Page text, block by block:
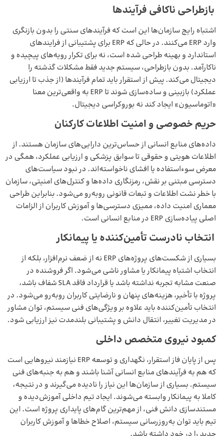
بازطراحی ناکافی فرآیندها
اشتباه رایج سازمان‌ها این است که فرآیندهای سنتی را بدون بازنگری
وارد ERP می‌کنند. در حالی که ERP برای پشتیبانی از فرایندهای
استاندارد و بهینه طراحی شده است، نه برای تکرار رویه‌های پیچیده و
ناکارآمد. بدون بازطراحی، سیستم جدید فقط مشکلات گذشته را
دیجیتال می‌کند. پیش از استقرار باید تمام فرآیندها (از جذب تا ارزیابی
عملکرد
) بازبینی و ساده‌سازی شوند تا ERP به واقعی‌ترین معنا
«اتوماسیون» ایجاد کند نه بوروکراسی دیجیتال.
حریم خصوصی و امنیت اطلاعات کارکنان
داده‌های منابع انسانی از حساس‌ترین دارایی‌های سازمان هستند. از
اطلاعات هویتی و حقوقی تا سوابق پزشکی و ارزیابی عملکرد، همگی در
معرض سوءاستفاده یا افشای ناخواسته‌اند. در نبود سیاست‌های
دسترسی مبتنی بر نقش، رمزنگاری داده‌ها و کنترل‌های امنیتی، سازمان
با خطر نشت اطلاعات و تبعات قانونی روبه‌رو می‌شود. بنابراین طراحی
معماری امنیت داده، ممیزی دسترسی‌ها و آموزش کاربران از الزامات
اصلی پیاده‌سازی ERP در منابع انسانی است.
انتخاب نادرست تأمین‌کننده یا پیمانکار
بسیاری از شکست‌های پروژه‌های ERP
نه از ضعف نرم‌افزار، بلکه از
انتخاب اشتباه پیمانکار یا مشاور ناشی می‌شود. اگر فروشنده در
صنعت مشابه تجربه نداشته باشد یا قرارداد فاقد SLA شفاف باشد،
پروژه با تأخیر، هزینه‌های پنهان و نارضایتی کاربران روبه‌رو می‌شود. در
انتخاب تأمین‌کننده باید علاوه بر ویژگی‌های فنی سیستم، توان مشاور
در مدیریت تغییر، انتقال دانش و پشتیبانی بلندمدت نیز ارزیابی شود.
کمبود نیروی متخصص داخلی
پس از پایان فاز استقرار، نگهداری و توسعه ERP نیازمند نیروهایی است
که هم به فرآیندهای منابع انسانی آشنا باشند و هم به جنبه‌های فنی
سیستم. بسیاری از سازمان‌ها این نیاز را نادیده می‌گیرند و در نتیجه،
کاملا به پیمانکار وابسته می‌شوند. ایجاد تیم داخلی آموزش‌دیده و
مستندسازی دانش فنی، از مهم‌ترین گام‌های پایداری پروژه است. این
تیم باید توان به‌روزرسانی سیستم، اصلاح خطاها و آموزش کاربران